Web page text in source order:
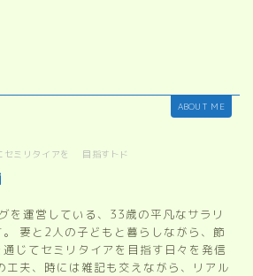
ABOUT ME
セミリタイアを 目指すトド
を運営している、33歳の平凡なサラリ
妻と2人の子どもと暮らしながら、節
じてセミリタイアを目指す日々を発信
工夫、時には雑記も交えながら、リアル